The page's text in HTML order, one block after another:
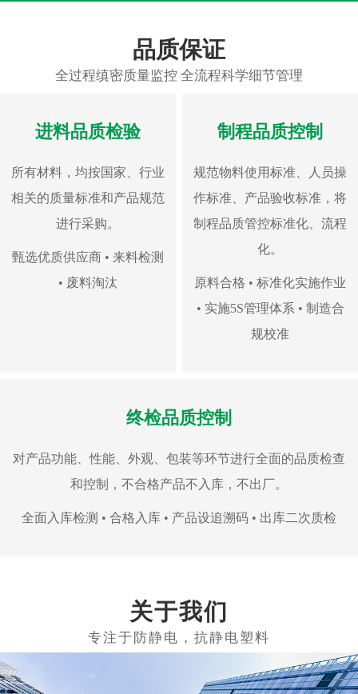
品质保证
全过程缜密质量监控 全流程科学细节管理
进料品质检验
所有材料，均按国家、行业
相关的质量标准和产品规范
进行采购。
甄选优质供应商 • 来料检测
• 废料淘汰
制程品质控制
规范物料使用标准、人员操
作标准、产品验收标准，将
制程品质管控标准化、流程
化。
原料合格 • 标准化实施作业
• 实施5S管理体系 • 制造合
规校准
终检品质控制
对产品功能、性能、外观、包装等环节进行全面的品质检查
和控制，不合格产品不入库，不出厂。
全面入库检测 • 合格入库 • 产品设追溯码 • 出库二次质检
关于我们